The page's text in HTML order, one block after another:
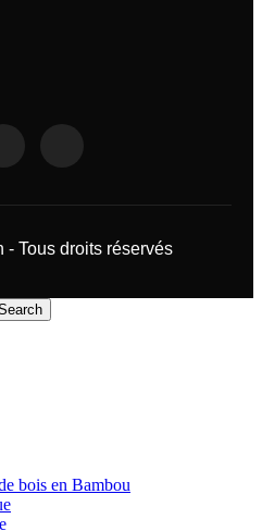
- Tous droits réservés
bois en Bambou